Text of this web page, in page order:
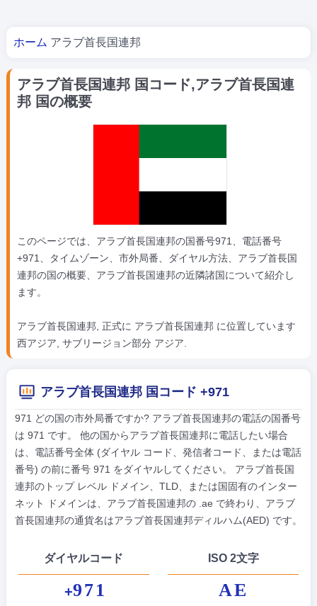
あなたはここにいる
ホーム アラブ首長国連邦
アラブ首長国連邦 国コード,アラブ首長国連
邦 国の概要
このページでは、アラブ首長国連邦の国番号971、電話番号
+971、タイムゾーン、市外局番、ダイヤル方法、アラブ首長国
連邦の国の概要、アラブ首長国連邦の近隣諸国について紹介し
ます。
アラブ首長国連邦, 正式に アラブ首長国連邦 に位置しています
西アジア, サブリージョン部分 アジア.
アラブ首長国連邦 国コード +971
971 どの国の市外局番ですか? アラブ首長国連邦の電話の国番号
は 971 です。 他の国からアラブ首長国連邦に電話したい場合
は、電話番号全体 (ダイヤル コード、発信者コード、または電話
番号) の前に番号 971 をダイヤルしてください。 アラブ首長国
連邦のトップ レベル ドメイン、TLD、または国固有のインター
ネット ドメインは、アラブ首長国連邦の .ae で終わり、アラブ
首長国連邦の通貨名はアラブ首長国連邦ディルハム(AED) です。
ダイヤルコード
+971
ISO 2文字
AE